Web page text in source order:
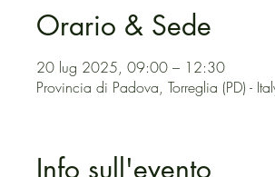
Orario & Sede
20 lug 2025, 09:00 – 12:30
Provincia di Padova, Torreglia (PD) -
Info sull'evento